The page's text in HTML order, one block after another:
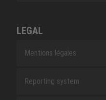
LEGAL
Mentions légales
Reporting system